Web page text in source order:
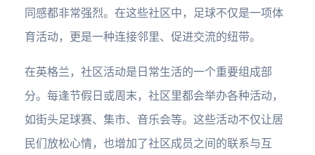
同感都非常强烈。在这些社区中，足球不仅是一项体
育活动，更是一种连接邻里、促进交流的纽带。
在英格兰，社区活动是日常生活的一个重要组成部
分。每逢节假日或周末，社区里都会举办各种活动，
如街头足球赛、集市、音乐会等。这些活动不仅让居
民们放松心情，也增加了社区成员之间的联系与互